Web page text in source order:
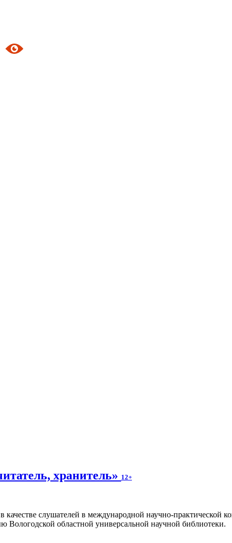
хранитель» 12+
слушателей в международной научно-практической
Вологодской областной универсальной научной библиотеки.